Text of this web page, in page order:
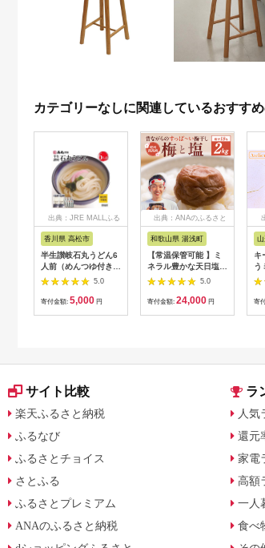
カテゴリーなしに関連しているおすす
出典：JRE MALLふる
香川県 高松市
半生讃岐石丸うどん6
人前（めんつゆ付き）
麺300g×2袋
5.0
寄付金額: 5,000 円
出典：ANAのふるさと
和歌山県 湯浅町
【常温保管可能 】ミ
ネラル豊かな天日塩だ
けで漬けた無添加梅干
し2kg 梅ボーイズ｜
南高梅
5.0
寄付金額: 24,000 円
キ
う
キ
寄
サイト比較
楽天ふるさと納税
ふるなび
ふるさとチョイス
さとふる
ふるさとプレミアム
ANAのふるさと納税
ラ
人気
還元
家電
高額
一人
食べ